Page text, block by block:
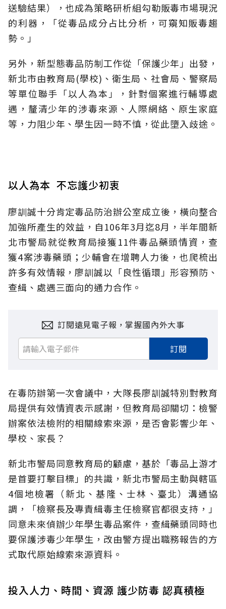
送驗結果），也成為策略研析組勾勒販毒市場現況
的利器，「從毒品成分占比分析，可窺知販毒趨
勢。」
另外，新型態毒品防制工作從「保護少年」出發，
新北市由教育局(學校)、衛生局、社會局、警察局
等單位聯手「以人為本」，針對個案進行輔導處
遇，釐清少年的涉毒來源、人際網絡、原生家庭
等，力阻少年、學生因一時不慎，從此墮入歧途。
以人為本 不忘護少初衷
廖訓誠十分肯定毒品防治辦公室成立後，橫向整合
加強所產生的效益，自106年3月迄8月，半年間新
北市警局就從教育局接獲11件毒品藥頭情資，查
獲4案涉毒藥頭；少輔會在增聘人力後，也爬梳出
許多有效情報，廖訓誠以「良性循環」形容預防、
查緝、處遇三面向的通力合作。
訂閱遠見電子報，掌握國內外大事
訂閱
在毒防辦第一次會議中，大隊長廖訓誠特別對教育
局提供有效情資表示感謝，但教育局卻關切：檢警
辦案依法檢附的相關線索來源，是否會影響少年、
學校、家長？
新北市警局同意教育局的顧慮，基於「毒品上游才
是首要打擊目標」的共識，新北市警局主動與轄區
4個地檢署（新北、基隆、士林、臺北）溝通協
調，「檢察長及專責緝毒主任檢察官都很支持，」
同意未來偵辦少年學生毒品案件，查緝藥頭同時也
要保護涉毒少年學生，改由警方提出職務報告的方
式取代原始線索來源資料。
投入人力、時間、資源 護少防毒 認真積極